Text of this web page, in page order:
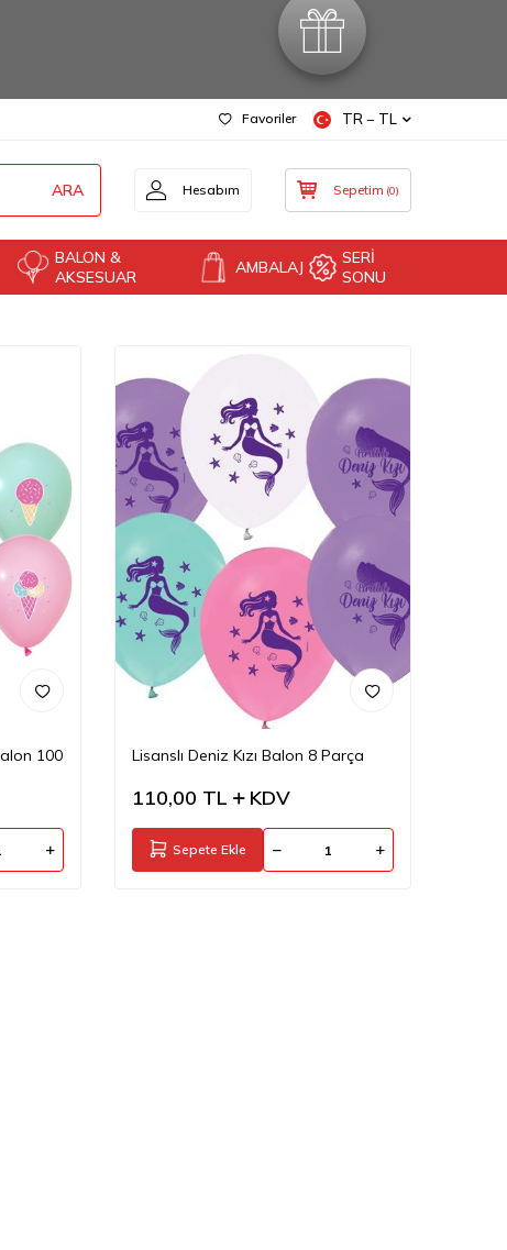
Favoriler TR − TL
ARA Hesabım Sepetim (0)
BALON &
AKSESUAR
AMBALAJ
SERİ
SONU
100
Lisanslı Deniz Kızı Balon 8 Parça
110,00 TL KDV
Sepete Ekle